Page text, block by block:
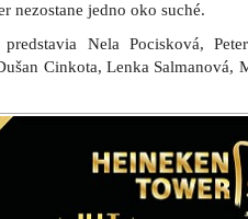
nezostane jedno oko suché.
Nela Pocisková,
Cinkota, Lenka Salmanová,